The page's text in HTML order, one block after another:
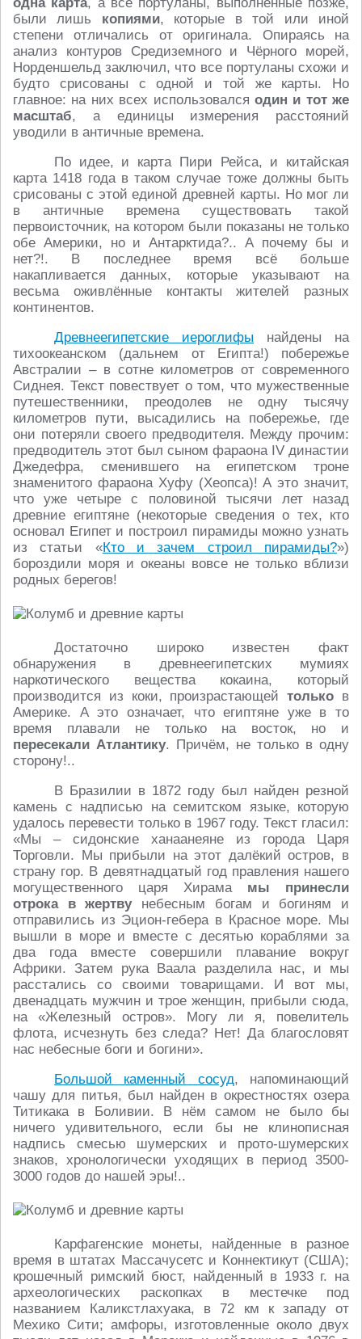
были лишь копиями, которые в той или иной
степени отличались от оригинала. Опираясь на
анализ контуров Средиземного и Чёрного морей,
Норденшельд заключил, что все портуланы схожи и
будто срисованы с одной и той же карты. Но
главное: на них всех использовался один и тот же
масштаб, а единицы измерения расстояний
уводили в античные времена.
По идее, и карта Пири Рейса, и китайская
карта 1418 года в таком случае тоже должны быть
срисованы с этой единой древней карты. Но мог ли
в античные времена существовать такой
первоисточник, на котором были показаны не только
обе Америки, но и Антарктида?.. А почему бы и
нет?!. В последнее время всё больше
накапливается данных, которые указывают на
весьма оживлённые контакты жителей разных
континентов.
Древнеегипетские иероглифы найдены на
тихоокеанском (дальнем от Египта!) побережье
Австралии – в сотне километров от современного
Сиднея. Текст повествует о том, что мужественные
путешественники, преодолев не одну тысячу
километров пути, высадились на побережье, где
они потеряли своего предводителя. Между прочим:
предводитель этот был сыном фараона IV династии
Джедефра, сменившего на египетском троне
знаменитого фараона Хуфу (Хеопса)! А это значит,
что уже четыре с половиной тысячи лет назад
древние египтяне (некоторые сведения о тех, кто
основал Египет и построил пирамиды можно узнать
из статьи «Кто и зачем строил пирамиды?»)
бороздили моря и океаны вовсе не только вблизи
родных берегов!
Достаточно широко известен факт
обнаружения в древнеегипетских мумиях
наркотического вещества кокаина, который
производится из коки, произрастающейтолько в
Америке. А это означает, что египтяне уже в то
время плавали не только на восток, но и
пересекали Атлантику. Причём, не только в одну
сторону!..
В Бразилии в 1872 году был найден резной
камень с надписью на семитском языке, которую
удалось перевести только в 1967 году. Текст гласил:
«Мы – сидонские ханаанеяне из города Царя
Торговли. Мы прибыли на этот далёкий остров, в
страну гор. В девятнадцатый год правления нашего
могущественного царя Хирама мы принесли
отрока в жертвунебесным богам и богиням и
отправились из Эцион-гебера в Красное море. Мы
вышли в море и вместе с десятью кораблями за
два года вместе совершили плавание вокруг
Африки. Затем рука Ваала разделила нас, и мы
расстались со своими товарищами. И вот мы,
двенадцать мужчин и трое женщин, прибыли сюда,
на «Железный остров». Могу ли я, повелитель
флота, исчезнуть без следа? Нет! Да благословят
нас небесные боги и богини».
Большой каменный сосуд, напоминающий
чашу для питья, был найден в окрестностях озера
Титикака в Боливии. В нём самом не было бы
ничего удивительного, если бы не клинописная
надпись смесью шумерских и прото-шумерских
знаков, хронологически уходящих в период 3500-
3000 годов до нашей эры!..
Карфагенские монеты, найденные в разное
время в штатах Массачусетс и Коннектикут (США);
крошечный римский бюст, найденный в 1933 г. на
археологических раскопках в местечке под
названием Каликстлахуака, в 72 км к западу от
Мехико Сити; амфоры, изготовленные около двух